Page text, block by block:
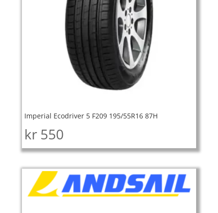
Imperial Ecodriver 5 F209 195/55R16 87H
kr 550